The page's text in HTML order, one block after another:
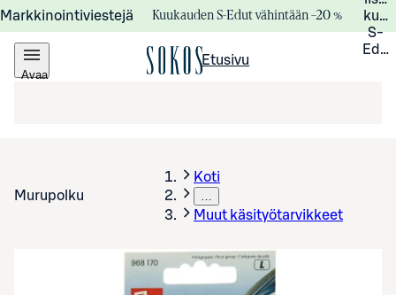
Markkinointiviestejä Kuukauden S-Edut vähintään –20 %
S-
Avaa
Etusivu
Murupolku
Koti
…
Muut käsityötarvikkeet